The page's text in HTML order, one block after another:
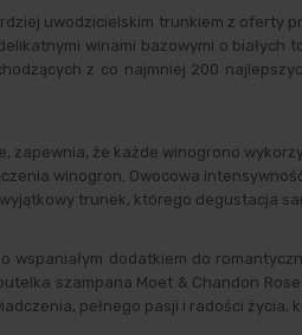
uwodzicielskim trunkiem z
winami bazowymi o białych
z co najmniej 200
zapewnia, że każde winogrono
winogron. Owocowa
trunek, którego degustacja
dodatkiem do
szampana Moet & Chandon
pełnego pasji i radości życia,